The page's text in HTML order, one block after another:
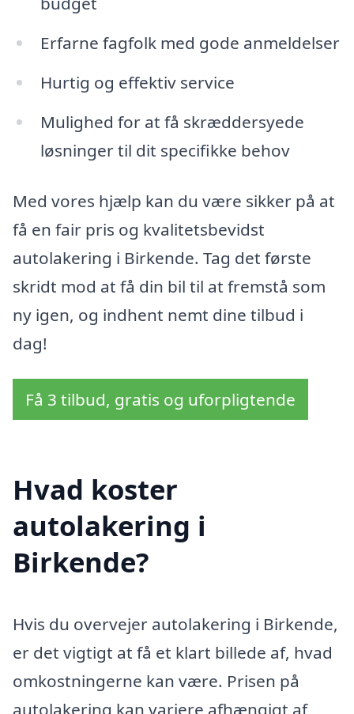
Erfarne fagfolk med gode anmeldelser
Hurtig og effektiv service
Mulighed for at få skræddersyede
løsninger til dit specifikke behov
Med vores hjælp kan du være sikker på at
få en fair pris og kvalitetsbevidst
autolakering i Birkende. Tag det første
skridt mod at få din bil til at fremstå som
ny igen, og indhent nemt dine tilbud i
dag!
Få 3 tilbud, gratis og uforpligtende
Hvad koster
autolakering i
Birkende?
Hvis du overvejer autolakering i Birkende,
er det vigtigt at få et klart billede af, hvad
omkostningerne kan være. Prisen på
autolakering kan variere afhængigt af